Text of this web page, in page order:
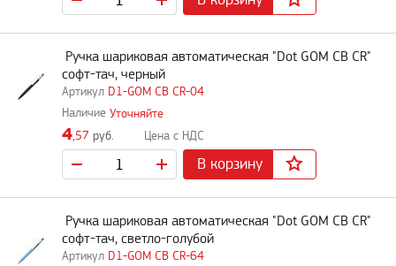
D1-GOM CB CR-04
Ручка шариковая автоматическая "Dot GOM CB CR"
софт-тач, черный
Уточняйте
4,57 руб.
В корзину
D1-GOM CB CR-64
Ручка шариковая автоматическая "Dot GOM CB CR"
софт-тач, светло-голубой